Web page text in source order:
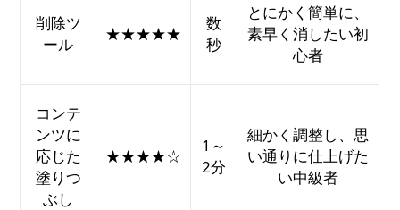
削除ツ
ール
★★★★★
数
秒
とにかく簡単に、
素早く消したい初
心者
コンテ
ンツに
応じた
塗りつ
ぶし
★★★★☆
1～
2分
細かく調整し、思
い通りに仕上げた
い中級者